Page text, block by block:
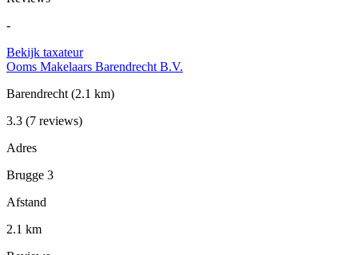
-
Bekijk taxateur
Ooms Makelaars Barendrecht B.V.
Barendrecht (2.1 km)
3.3 (7 reviews)
Adres
Brugge 3
Afstand
2.1 km